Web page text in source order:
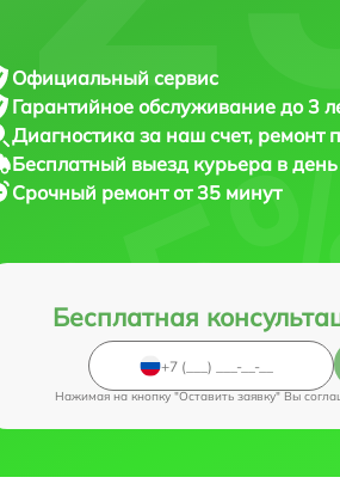
Официальный сервис
Гарантийное обслуживание до 3
Диагностика за наш счет, ремонт
Бесплатный выезд курьера в
Срочный ремонтот 35 минут
Бесплатная
Нажимая на кнопку "Оставить заявку" Вы